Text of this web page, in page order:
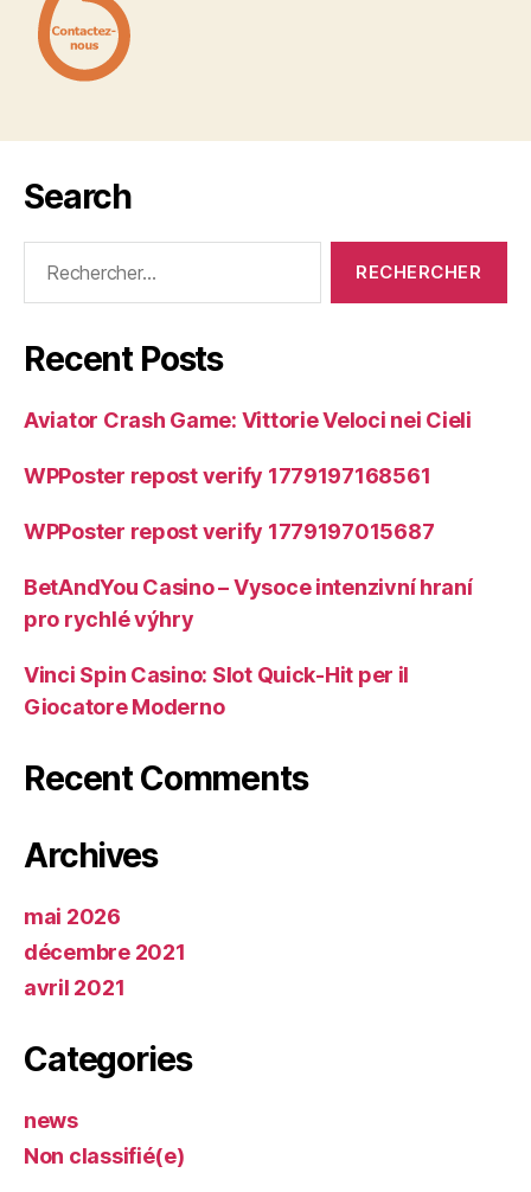
Search
Recent Posts
Aviator Crash Game: Vittorie Veloci nei Cieli
WPPoster repost verify 1779197168561
WPPoster repost verify 1779197015687
BetAndYou Casino – Vysoce intenzivní hraní
pro rychlé výhry
Vinci Spin Casino: Slot Quick‑Hit per il
Giocatore Moderno
Recent Comments
Archives
mai 2026
décembre 2021
avril 2021
Categories
news
Non classifié(e)